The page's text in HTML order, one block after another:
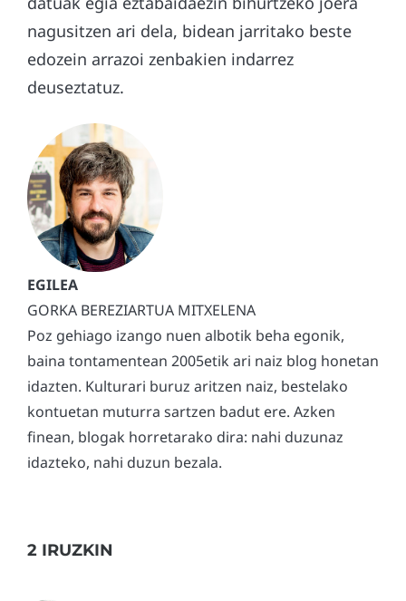
nagusitzen ari dela, bidean jarritako beste
edozein arrazoi zenbakien indarrez
deuseztatuz.
GORKA BEREZIARTUA MITXELENA
Poz gehiago izango nuen albotik beha egonik,
baina tontamentean 2005etik ari naiz blog honetan
idazten. Kulturari buruz aritzen naiz, bestelako
kontuetan muturra sartzen badut ere. Azken
finean, blogak horretarako dira: nahi duzunaz
idazteko, nahi duzun bezala.
2 IRUZKIN